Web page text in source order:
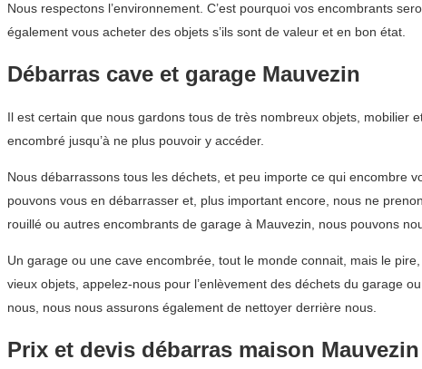
Nous respectons l’environnement. C’est pourquoi vos encombrants
également vous acheter des objets s’ils sont de valeur et en bon état.
Débarras cave et garage Mauvezin
Il est certain que nous gardons tous de très nombreux objets, mobilier
encombré jusqu’à ne plus pouvoir y accéder.
Nous débarrassons tous les déchets, et peu importe ce qui encombre
pouvons vous en débarrasser et, plus important encore, nous ne
rouillé ou autres encombrants de garage à Mauvezin, nous pouvons
Un garage ou une cave encombrée, tout le monde connait, mais le
vieux objets, appelez-nous pour l’enlèvement des déchets du garage
nous, nous nous assurons également de nettoyer derrière nous.
Prix et devis débarras maison Mauvezin